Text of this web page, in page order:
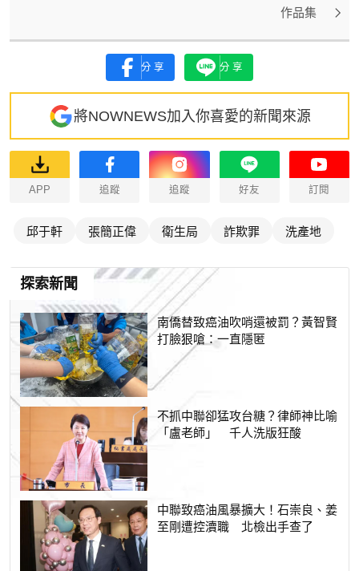
作品集
分享 分享
將NOWNEWS加入你喜愛的新聞來源
APP 追蹤 追蹤 好友 訂閱
邱于軒 張簡正偉 衛生局 詐欺罪 洗產地
探索新聞
南僑替致癌油吹哨還被罰？黃智賢
打臉狠嗆：一直隱匿
不抓中聯卻猛攻台糖？律師神比喻
「盧老師」 千人洗版狂酸
中聯致癌油風暴擴大！石崇良、姜
至剛遭控瀆職 北檢出手查了